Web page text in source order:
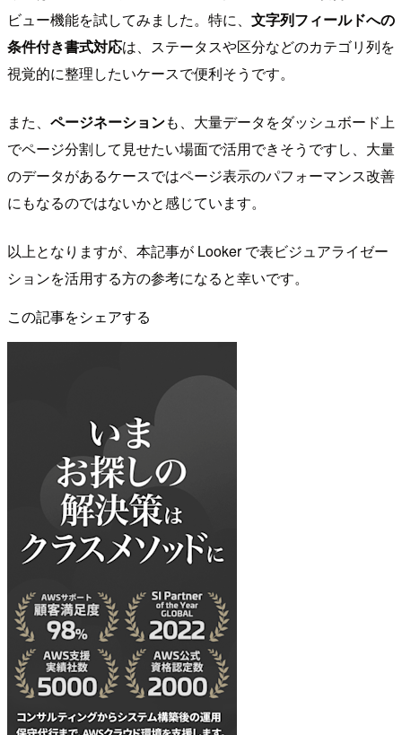
ビュー機能を試してみました。特に、 文字列フィールドへの
条件付き書式対応は、ステータスや区分などのカテゴリ列を
視覚的に整理したいケースで便利そうです。
また、 ページネーションも、大量データをダッシュボード上
でページ分割して見せたい場面で活用できそうですし、大量
のデータがあるケースではページ表示のパフォーマンス改善
にもなるのではないかと感じています。
以上となりますが、本記事が Looker で表ビジュアライゼー
ションを活用する方の参考になると幸いです。
この記事をシェアする